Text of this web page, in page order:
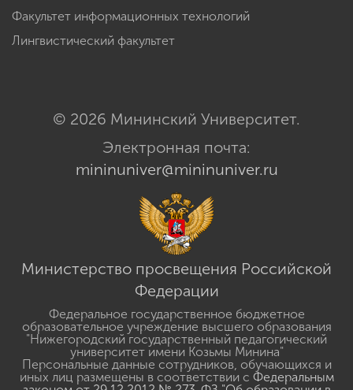
Факультет информационных технологий
Лингвистический факультет
© 2026 Мининский Университет.
Электронная почта:
mininuniver@mininuniver.ru
Министерство просвещения Российской
Федерации
Федеральное государственное бюджетное
образовательное учреждение высшего образования
"Нижегородский государственный педагогический
университет имени Козьмы Минина"
Персональные данные сотрудников, обучающихся и
иных лиц размещены в соответствии с Федеральным